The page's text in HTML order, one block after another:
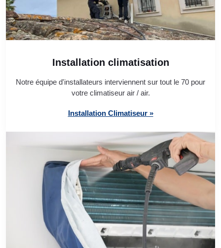
Installation climatisation
Notre équipe d'installateurs interviennent sur tout le 70 pour
votre climatiseur air / air.
Installation Climatiseur »